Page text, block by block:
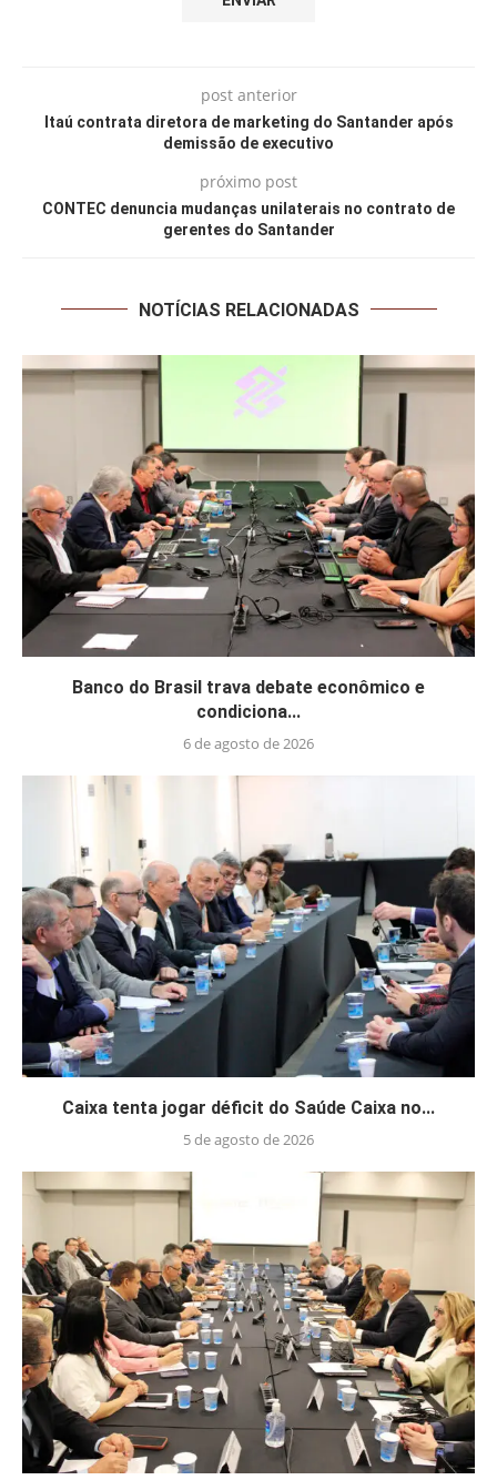
post anterior
Itaú contrata diretora de marketing do Santander após
demissão de executivo
próximo post
CONTEC denuncia mudanças unilaterais no contrato de
gerentes do Santander
NOTÍCIAS RELACIONADAS
Banco do Brasil trava debate econômico e
condiciona...
6 de agosto de 2026
Caixa tenta jogar déficit do Saúde Caixa no...
5 de agosto de 2026